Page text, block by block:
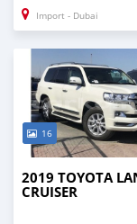
Import - Dubai
16
2019 TOYOTA
CRUISER